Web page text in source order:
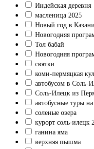
Индейская деревня
масленица 2025
Новый год в Казани
Новогодняя
Тол бабай
Новогодняя
святки
коми-пермяцкая
автобусом в Соль-
Соль-Илецк из
автобусные туры
соленые озера
курорт соль-илецк
ганина яма
верхняя пышма